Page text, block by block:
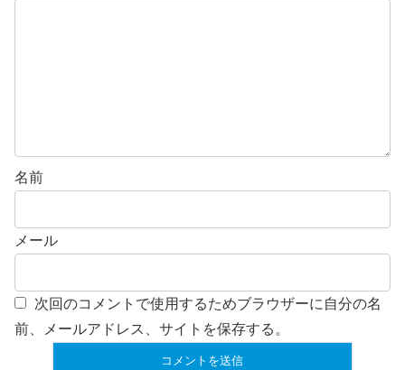
名前
メール
次回のコメントで使用するためブラウザーに自分の名
前、メールアドレス、サイトを保存する。